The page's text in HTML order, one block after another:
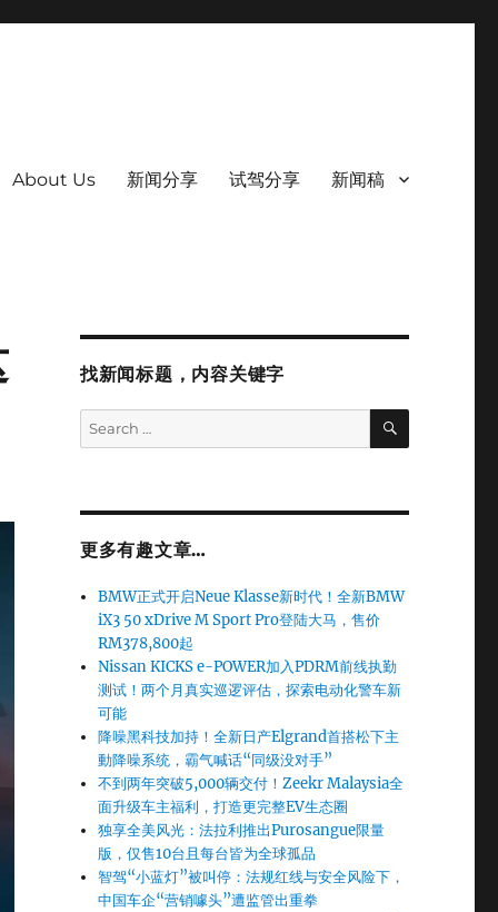
About Us 新闻分享 试驾分享 新闻稿
找新闻标题，内容关键字
Search
for:
SEARCH
更多有趣文章…
BMW正式开启Neue Klasse新时代！全新BMW
iX3 50 xDrive M Sport Pro登陆大马，售价
RM378,800起
Nissan KICKS e-POWER加入PDRM前线执勤
测试！两个月真实巡逻评估，探索电动化警车新
可能
降噪黑科技加持！全新日产Elgrand首搭松下主
動降噪系统，霸气喊话“同级没对手”
不到两年突破5,000辆交付！Zeekr Malaysia全
面升级车主福利，打造更完整EV生态圈
独享全美风光：法拉利推出Purosangue限量
版，仅售10台且每台皆为全球孤品
智驾“小蓝灯”被叫停：法规红线与安全风险下，
中国车企“营销噱头”遭监管出重拳